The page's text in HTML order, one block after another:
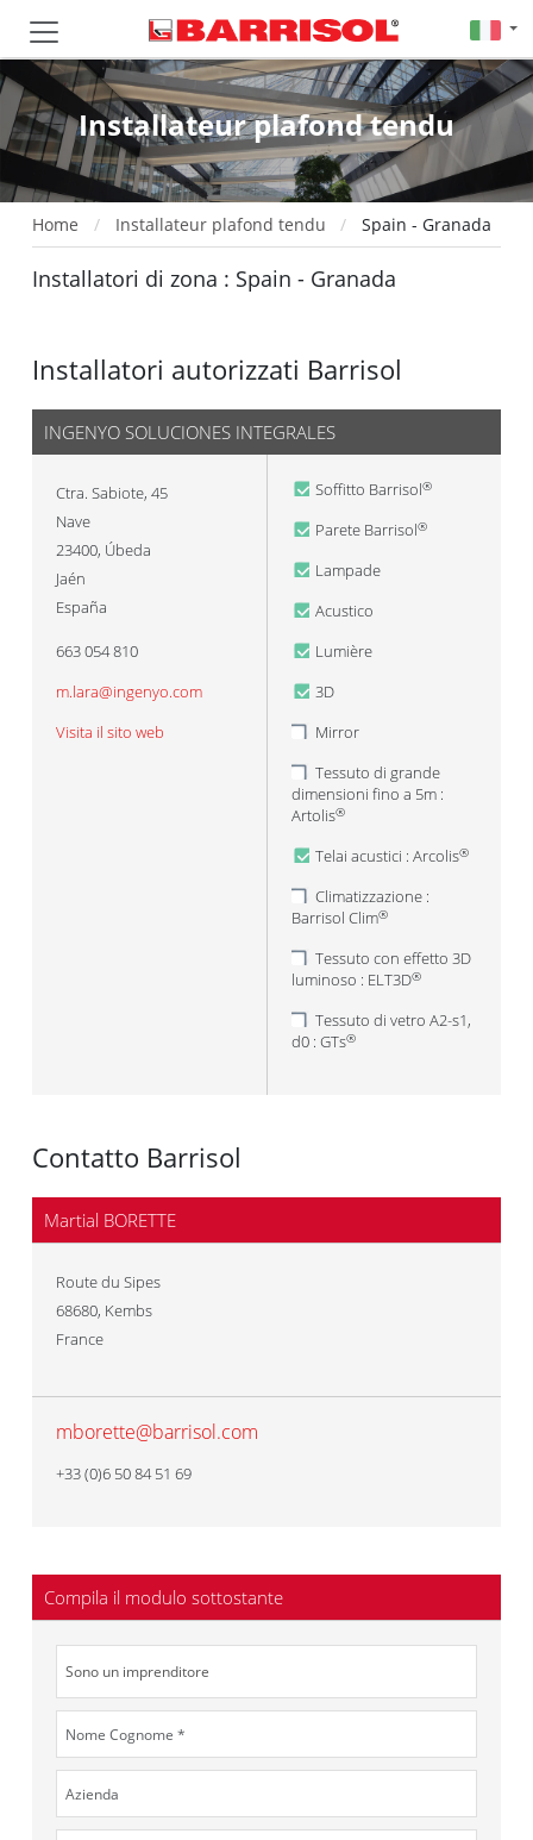
Installateur plafond tendu
Home Installateur plafond tendu Spain - Granada
Installatori di zona : Spain - Granada
Installatori autorizzati Barrisol
INGENYO SOLUCIONES INTEGRALES
Ctra. Sabiote, 45
Nave
23400, Úbeda
Jaén
España
663 054 810
m.lara@ingenyo.com
Visita il sito web
Soffitto Barrisol®
Parete Barrisol®
Lampade
Acustico
Lumière
3D
Mirror
Tessuto di grande
dimensioni fino a 5m :
Artolis®
Telai acustici : Arcolis®
Climatizzazione :
Barrisol Clim®
Tessuto con effetto 3D
luminoso : ELT3D®
Tessuto di vetro A2-s1,
d0 : GTs®
Contatto Barrisol
Martial BORETTE
Route du Sipes
68680, Kembs
France
mborette@barrisol.com
+33 (0)6 50 84 51 69
Compila il modulo sottostante